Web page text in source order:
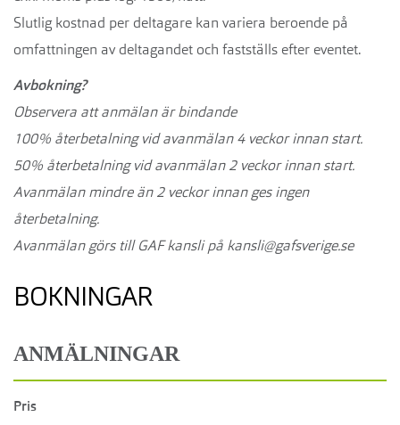
Slutlig kostnad per deltagare kan variera beroende på
omfattningen av deltagandet och fastställs efter eventet.
Avbokning?
Observera att anmälan är bindande
100% återbetalning vid avanmälan 4 veckor innan start.
50% återbetalning vid avanmälan 2 veckor innan start.
Avanmälan mindre än 2 veckor innan ges ingen
återbetalning.
Avanmälan görs till GAF kansli på kansli@gafsverige.se
BOKNINGAR
ANMÄLNINGAR
Pris